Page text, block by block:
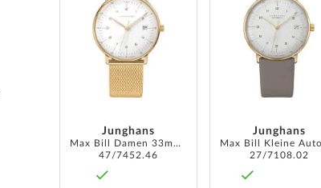
Junghans
Max Bill Damen 33mm 5ATM
47/7452.46
HINZUFÜGEN
Junghans
27/7108.02